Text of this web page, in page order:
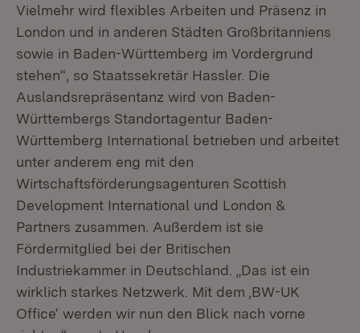
Vielmehr wird flexibles Arbeiten und Präsenz in
London und in anderen Städten Großbritanniens
sowie in Baden-Württemberg im Vordergrund
stehen“, so Staatssekretär Hassler. Die
Auslandsrepräsentanz wird von Baden-
Württembergs Standortagentur Baden-
Württemberg International betrieben und arbeitet
unter anderem eng mit den
Wirtschaftsförderungsagenturen Scottish
Development International und London &
Partners zusammen. Außerdem ist sie
Fördermitglied bei der Britischen
Industriekammer in Deutschland. „Das ist ein
wirklich starkes Netzwerk. Mit dem ,BW-UK
Office‘ werden wir nun den Blick nach vorne